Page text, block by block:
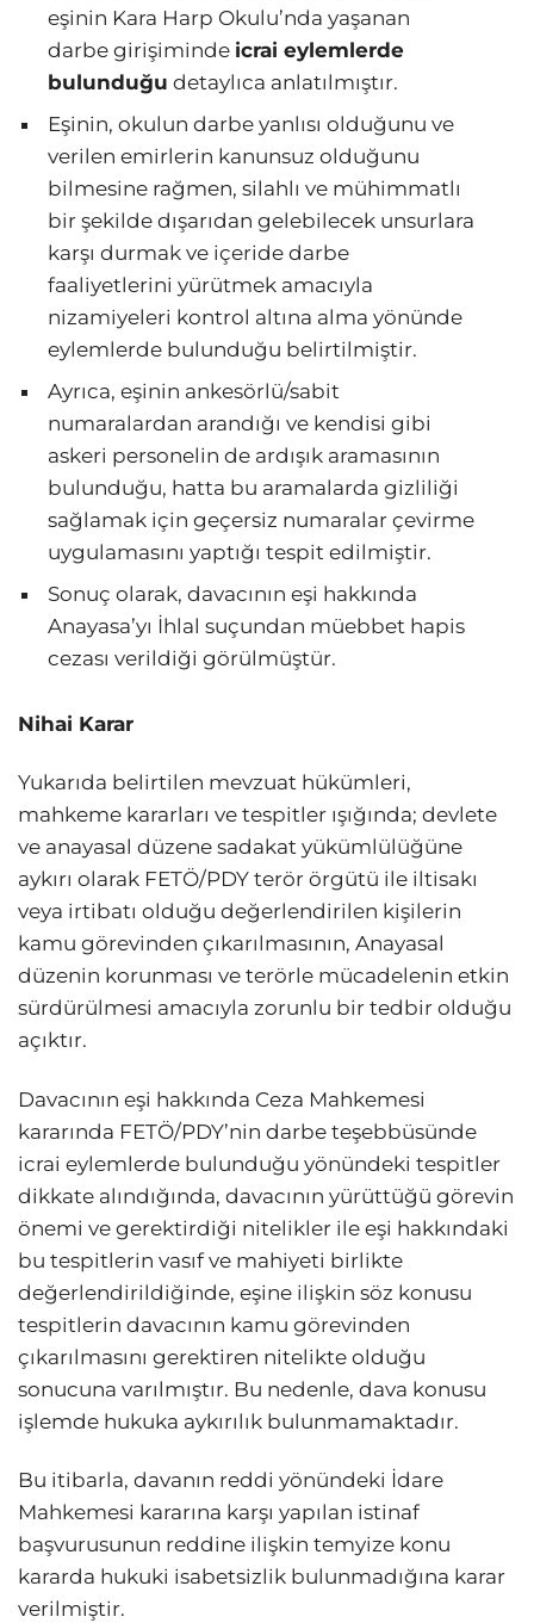
eşinin Kara Harp Okulu’nda yaşanan
darbe girişiminde icrai eylemlerde
bulunduğu detaylıca anlatılmıştır.
Eşinin, okulun darbe yanlısı olduğunu ve
verilen emirlerin kanunsuz olduğunu
bilmesine rağmen, silahlı ve mühimmatlı
bir şekilde dışarıdan gelebilecek unsurlara
karşı durmak ve içeride darbe
faaliyetlerini yürütmek amacıyla
nizamiyeleri kontrol altına alma yönünde
eylemlerde bulunduğu belirtilmiştir.
Ayrıca, eşinin ankesörlü/sabit
numaralardan arandığı ve kendisi gibi
askeri personelin de ardışık aramasının
bulunduğu, hatta bu aramalarda gizliliği
sağlamak için geçersiz numaralar çevirme
uygulamasını yaptığı tespit edilmiştir.
Sonuç olarak, davacının eşi hakkında
Anayasa’yı İhlal suçundan müebbet hapis
cezası verildiği görülmüştür.
Nihai Karar
Yukarıda belirtilen mevzuat hükümleri,
mahkeme kararları ve tespitler ışığında; devlete
ve anayasal düzene sadakat yükümlülüğüne
aykırı olarak FETÖ/PDY terör örgütü ile iltisakı
veya irtibatı olduğu değerlendirilen kişilerin
kamu görevinden çıkarılmasının, Anayasal
düzenin korunması ve terörle mücadelenin etkin
sürdürülmesi amacıyla zorunlu bir tedbir olduğu
açıktır.
Davacının eşi hakkında Ceza Mahkemesi
kararında FETÖ/PDY’nin darbe teşebbüsünde
icrai eylemlerde bulunduğu yönündeki tespitler
dikkate alındığında, davacının yürüttüğü görevin
önemi ve gerektirdiği nitelikler ile eşi hakkındaki
bu tespitlerin vasıf ve mahiyeti birlikte
değerlendirildiğinde, eşine ilişkin söz konusu
tespitlerin davacının kamu görevinden
çıkarılmasını gerektiren nitelikte olduğu
sonucuna varılmıştır. Bu nedenle, dava konusu
işlemde hukuka aykırılık bulunmamaktadır.
Bu itibarla, davanın reddi yönündeki İdare
Mahkemesi kararına karşı yapılan istinaf
başvurusunun reddine ilişkin temyize konu
kararda hukuki isabetsizlik bulunmadığına karar
verilmiştir.